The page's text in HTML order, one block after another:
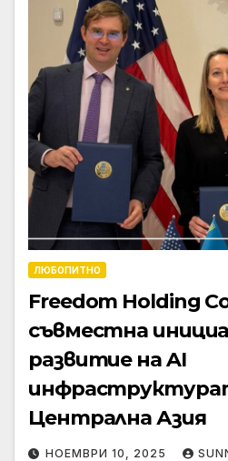
ЛЮБОПИТНО
Freedom Holding
съвместна
развитие на AI
Централна Азия
НОЕМВРИ 10, 2025